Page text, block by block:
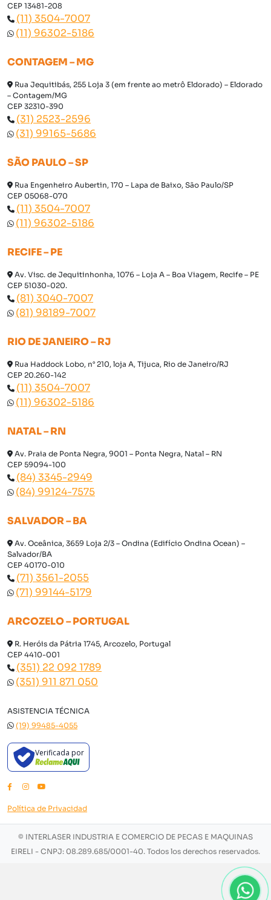
CEP 13481-208
(11) 3504-7007
(11) 96302-5186
CONTAGEM – MG
Rua Jequitibás, 255 Loja 3 (em frente ao metrô Eldorado) – Eldorado
– Contagem/MG
CEP 32310-390
(31) 2523-2596
(31) 99165-5686
SÃO PAULO – SP
Rua Engenheiro Aubertin, 170 – Lapa de Baixo, São Paulo/SP
CEP 05068-070
(11) 3504-7007
(11) 96302-5186
RECIFE – PE
Av. Visc. de Jequitinhonha, 1076 – Loja A – Boa Viagem, Recife – PE
CEP 51030-020.
(81) 3040-7007
(81) 98189-7007
RIO DE JANEIRO – RJ
Rua Haddock Lobo, n° 210, loja A, Tijuca, Rio de Janeiro/RJ
CEP 20.260-142
(11) 3504-7007
(11) 96302-5186
NATAL – RN
Av. Praia de Ponta Negra, 9001 – Ponta Negra, Natal – RN
CEP 59094-100
(84) 3345-2949
(84) 99124-7575
SALVADOR – BA
Av. Oceânica, 3659 Loja 2/3 – Ondina (Edifício Ondina Ocean) –
Salvador/BA
CEP 40170-010
(71) 3561-2055
(71) 99144-5179
ARCOZELO – PORTUGAL
R. Heróis da Pátria 1745, Arcozelo, Portugal
CEP 4410-001
(351) 22 092 1789
(351) 911 871 050
ASISTENCIA TÉCNICA
(19) 99485-4055
Verificada por
Política de Privacidad
© INTERLASER INDUSTRIA E COMERCIO DE PECAS E MAQUINAS
EIRELI - CNPJ: 08.289.685/0001-40. Todos los derechos reservados.